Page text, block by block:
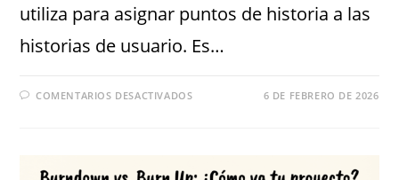
utiliza para asignar puntos de historia a las
historias de usuario. Es…
COMENTARIOS DESACTIVADOS 6 DE FEBRERO DE 2026